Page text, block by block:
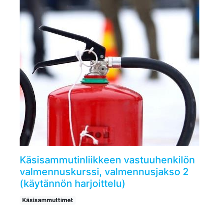
Käsisammutinliikkeen vastuuhenkilön
valmennuskurssi, valmennusjakso 2
(käytännön harjoittelu)
Käsisammuttimet